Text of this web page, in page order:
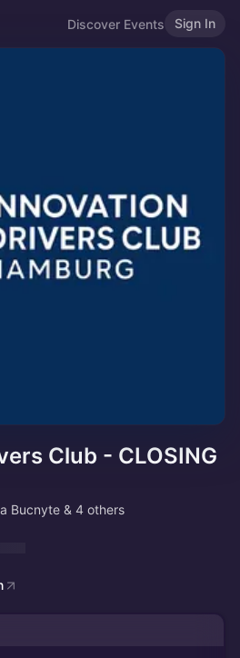
Discover Events Sign In
Club - CLOSING
Bucnyte & 4 others